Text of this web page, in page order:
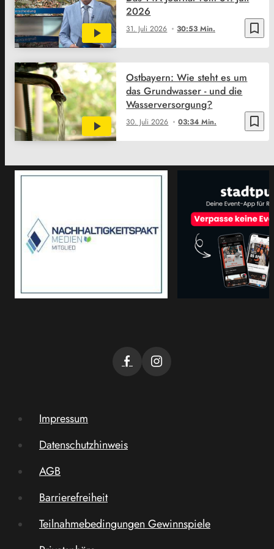
bookmark_border
31. Juli 2026 30:53 Min.
2026
bookmark_border
30. Juli 2026 03:34 Min.
Ostbayern: Wie steht es um
das Grundwasser - und die
Wasserversorgung?
Impressum
Datenschutzhinweis
AGB
Barrierefreiheit
Teilnahmebedingungen Gewinnspiele